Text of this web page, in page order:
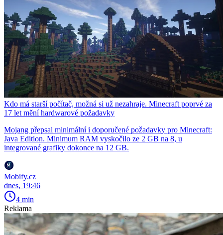
Kdo má starší počítač, možná si už nezahraje. Minecraft poprvé za
17 let mění hardwarové požadavky
Mojang přepsal minimální i doporučené požadavky pro Minecraft:
Java Edition. Minimum RAM vyskočilo ze 2 GB na 8, u
integrované grafiky dokonce na 12 GB.
Mobify.cz
dnes, 19:46
4 min
Reklama